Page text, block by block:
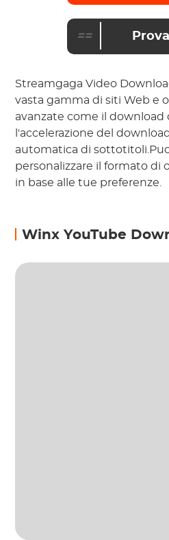
==
Streamgaga Video
vasta gamma di siti Web e
avanzate come il download
l'accelerazione del
automatica di
personalizzare il formato di
in base alle tue preferenze.
Winx YouTube